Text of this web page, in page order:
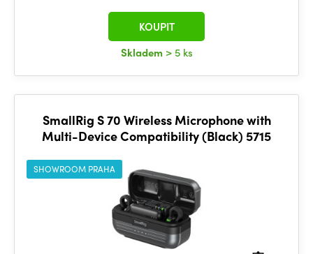
Skladem > 5 ks
KOUPIT
SmallRig S 70 Wireless Microphone with
Multi-Device Compatibility (Black) 5715
SHOWROOM PRAHA